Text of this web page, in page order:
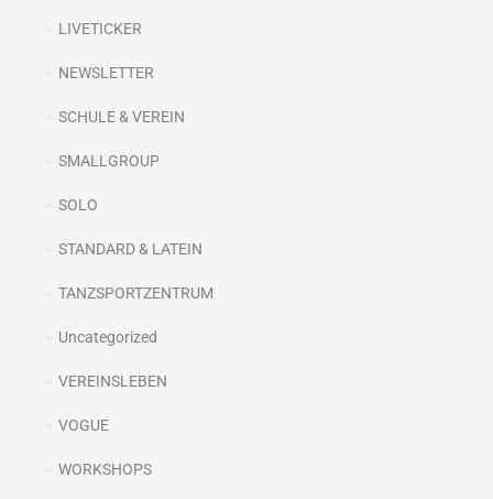
LIVETICKER
NEWSLETTER
SCHULE & VEREIN
SMALLGROUP
SOLO
STANDARD & LATEIN
TANZSPORTZENTRUM
Uncategorized
VEREINSLEBEN
VOGUE
WORKSHOPS